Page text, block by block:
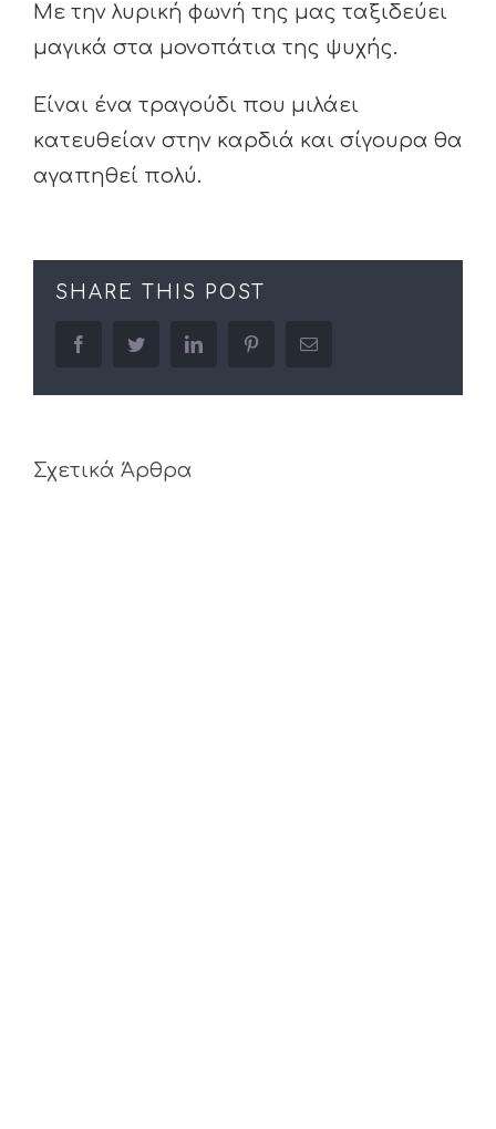
Με την λυρική φωνή της μας ταξιδεύει
μαγικά στα μονοπάτια της ψυχής.
Είναι ένα τραγούδι που μιλάει
κατευθείαν στην καρδιά και σίγουρα θα
αγαπηθεί πολύ.
SHARE THIS POST
facebooktwitter linkedin pinterestEmail
Σχετικά Άρθρα